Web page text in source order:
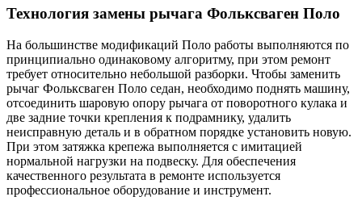
Технология замены рычага Фольксваген Поло
На большинстве модификаций Поло работы выполняются по
принципиально одинаковому алгоритму, при этом ремонт
требует относительно небольшой разборки. Чтобы заменить
рычаг Фольксваген Поло седан, необходимо поднять машину,
отсоединить шаровую опору рычага от поворотного кулака и
две задние точки крепления к подрамнику, удалить
неисправную деталь и в обратном порядке установить новую.
При этом затяжка крепежа выполняется с имитацией
нормальной нагрузки на подвеску. Для обеспечения
качественного результата в ремонте используется
профессиональное оборудование и инструмент.